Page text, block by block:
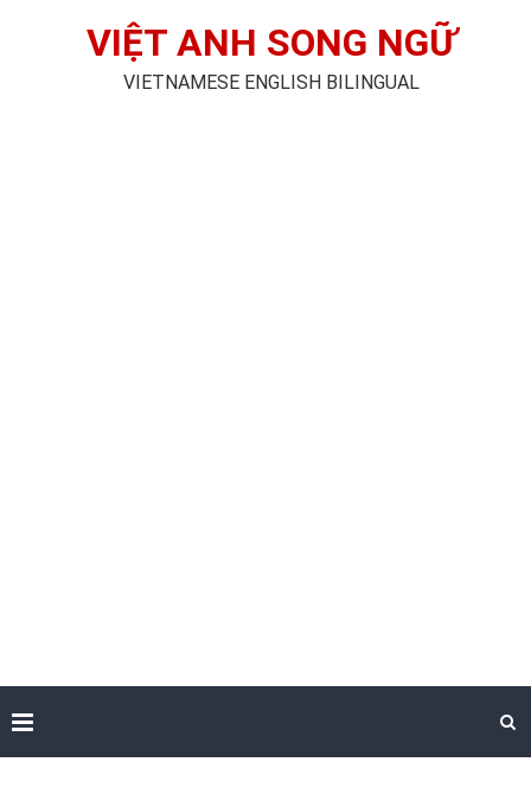
VIỆT ANH SONG NGỮ
VIETNAMESE ENGLISH BILINGUAL